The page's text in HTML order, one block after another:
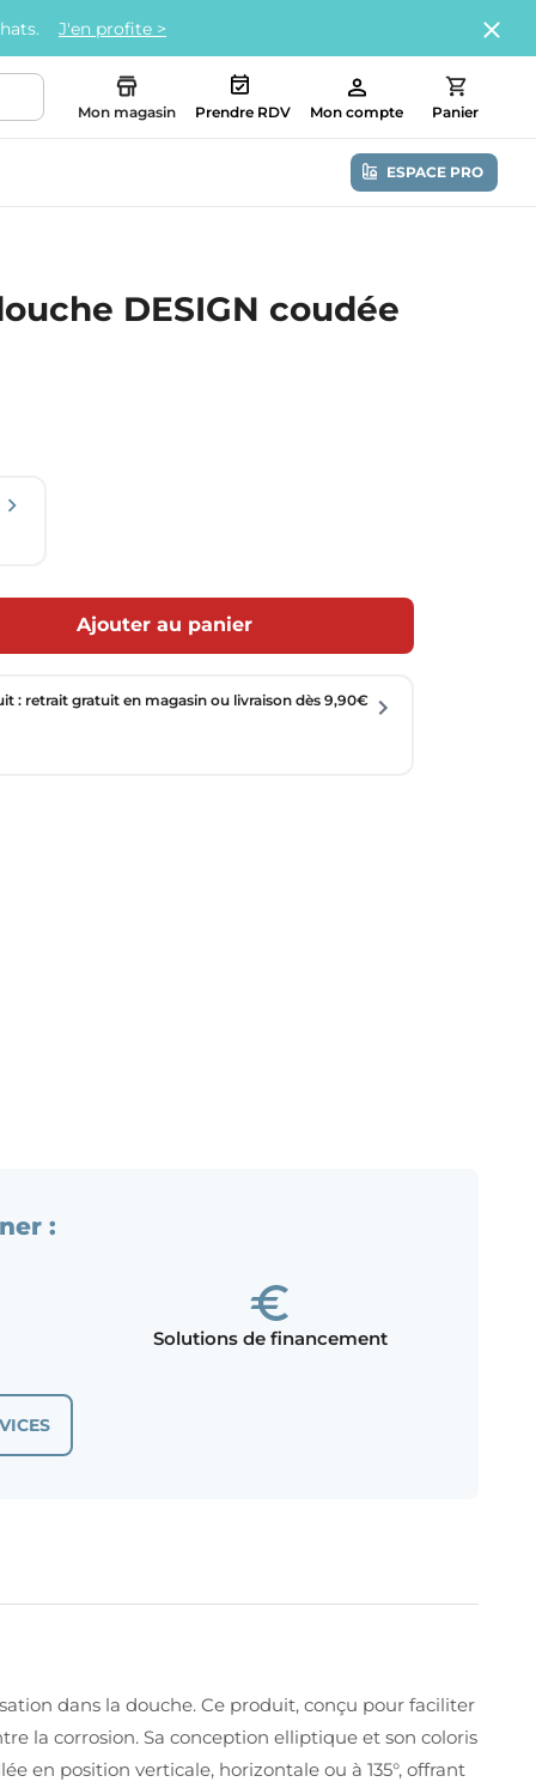
J'en profite >
Mon magasin Prendre RDV Mon compte Panier
ESPACE PRO
DESIGN coudée
Ajouter au panier
: retrait gratuit en magasin ou livraison dès 9,90€
:
Solutions de financement
dans la douche. Ce produit, conçu pour faciliter
la corrosion. Sa conception elliptique et son coloris
en position verticale, horizontale ou à 135°, offrant